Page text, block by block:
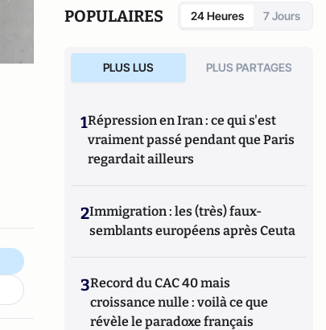
France et pour une start-up financière. Il est
responsable de la recherche économique
POPULAIRES 24 Heures 7 Jours
PLUS LUS PLUS PARTAGES
1Répression en Iran : ce qui s'est
vraiment passé pendant que Paris
regardait ailleurs
2Immigration : les (très) faux-
semblants européens après Ceuta
3Record du CAC 40 mais
croissance nulle : voilà ce que
révèle le paradoxe français